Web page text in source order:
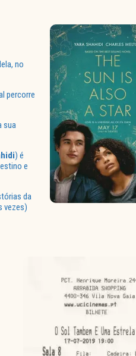
no
percorre
sua
) é
e
da
vezes)